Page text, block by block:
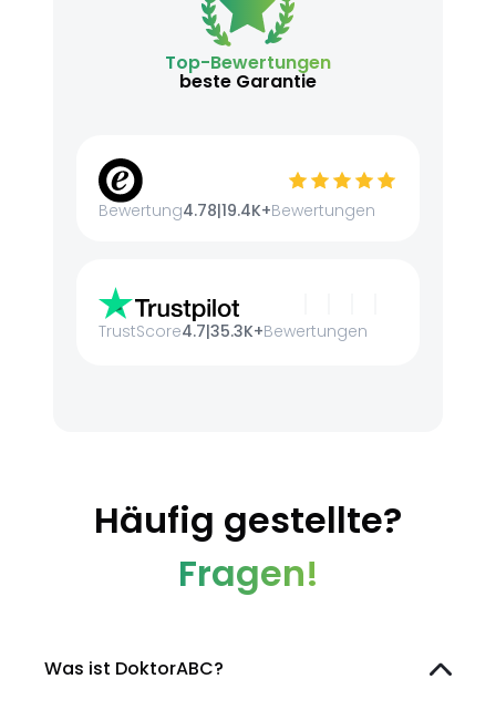
Top-Bewertungen
beste Garantie
Bewertung4.78|19.4K+Bewertungen
TrustScore4.7|35.3K+Bewertungen
Häufig gestellte?
Fragen!
Was ist DoktorABC?